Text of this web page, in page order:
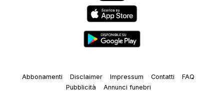
Abbonamenti Disclaimer Impressum Contatti
FAQ
Pubblicità
Annunci funebri